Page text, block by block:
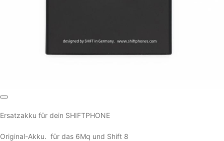
Ersatzakku für dein SHIFTPHONE
Original-Akku. für das 6Mq und Shift 8